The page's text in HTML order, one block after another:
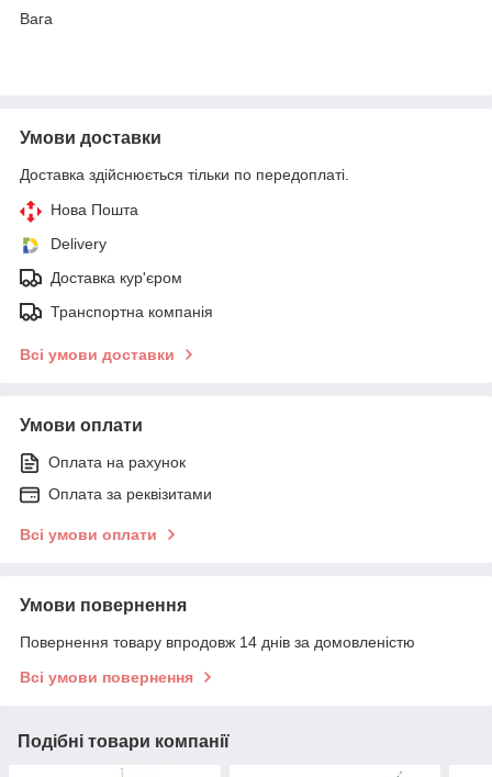
Вага
Умови доставки
Доставка здійснюється тільки по передоплаті.
Нова Пошта
Delivery
Доставка кур'єром
Транспортна компанія
Всі умови доставки
Умови оплати
Оплата на рахунок
Оплата за реквізитами
Всі умови оплати
Умови повернення
Повернення товару впродовж 14 днів за домовленістю
Всі умови повернення
Подібні товари компанії